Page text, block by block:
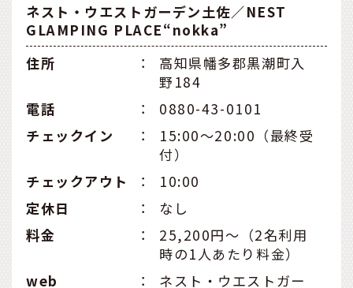
ネスト・ウエストガーデン土佐／NEST
GLAMPING PLACE“nokka”
住所
：
高知県幡多郡黒潮町入
野184
電話
：
0880-43-0101
チェックイン
：
15:00～20:00（最終受
付）
チェックアウト
：
10:00
定休日
：
なし
料金
：
25,200円～（2名利用
時の1人あたり料金）
web
： ネスト・ウエストガー